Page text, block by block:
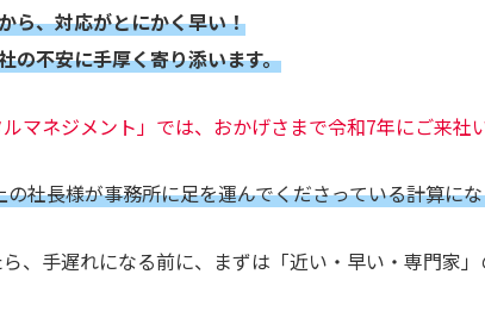
ら、対応がとにかく早い！
の不安に手厚く寄り添います。
マネジメント」では、おかげさまで令和7年にご来社
社長様が事務所に足を運んでくださっている計算に
、手遅れになる前に、まずは「近い・早い・専門家